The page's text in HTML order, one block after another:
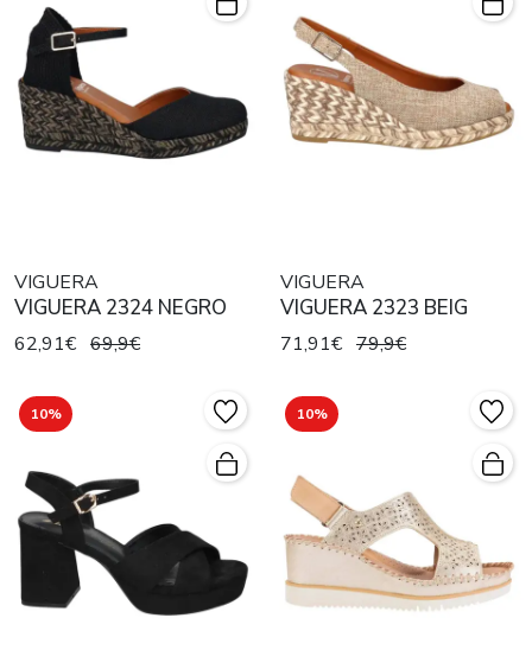
VIGUERA
VIGUERA 2324 NEGRO
62,91€ 69,9€
VIGUERA
VIGUERA 2323 BEIG
71,91€ 79,9€
10% 10%